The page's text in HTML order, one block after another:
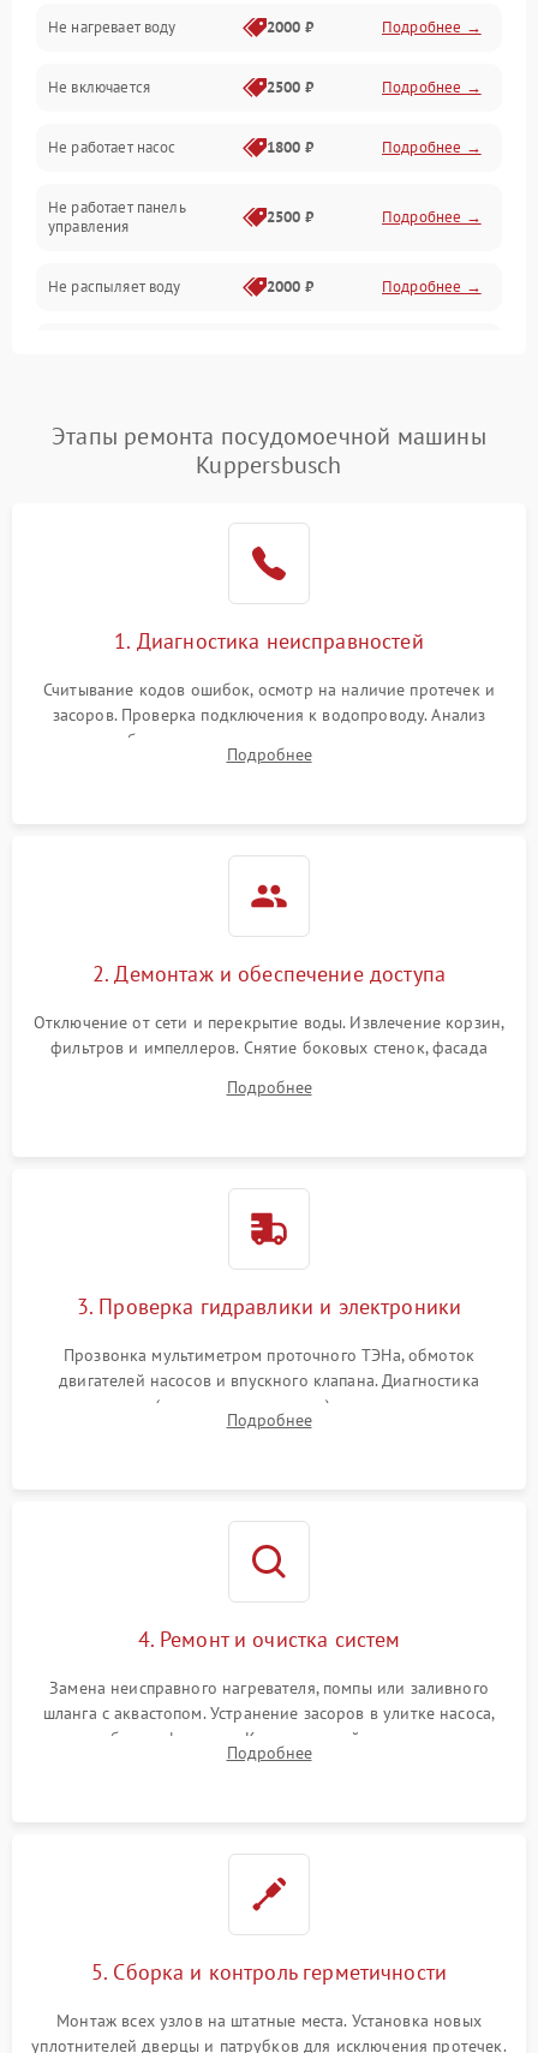
Датчики
Нагрев
Вода
Гигиена
Программное обеспечение
Не нагревает воду 2000 ₽ Подробнее →
Не включается 2500 ₽ Подробнее →
Не работает насос 1800 ₽ Подробнее →
Не работает панель
управления
2500 ₽ Подробнее →
Не распыляет воду 2000 ₽ Подробнее →
Проблемы с набором
воды
1800 ₽ Подробнее →
1700 ₽
циркуляционным насосом
2100 ₽ Подробнее →
Этапы ремонта посудомоечной машины
Kuppersbusch
1. Диагностика неисправностей
Считывание кодов ошибок, осмотр на наличие протечек и
засоров. Проверка подключения к водопроводу. Анализ
жалоб на отсутствие слива, нагрева, вращения
разбрызгивателей или срабатывание системы защиты
Подробнее
2. Демонтаж и обеспечение доступа
Отключение от сети и перекрытие воды. Извлечение корзин,
фильтров и импеллеров. Снятие боковых стенок, фасада
циркуляционному насосу, ТЭНу и сливной помпе.
Подробнее
3. Проверка гидравлики и электроники
Прозвонка мультиметром проточного ТЭНа, обмоток
двигателей насосов и впускного клапана. Диагностика
прессостата (датчика уровня воды), датчика мутности,
концевика дверцы и электронного модуля управления.
Подробнее
4. Ремонт и очистка систем
Замена неисправного нагревателя, помпы или заливного
шланга с аквастопом. Устранение засоров в улитке насоса,
патрубках и фильтрах. Компонентный ремонт платы
управления, восстановление поврежденной проводки.
Подробнее
5. Сборка и контроль герметичности
Монтаж всех узлов на штатные места. Установка новых
уплотнителей дверцы и патрубков для исключения протечек.